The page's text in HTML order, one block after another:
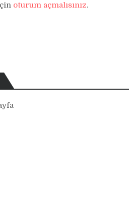
oturum açmalısınız.